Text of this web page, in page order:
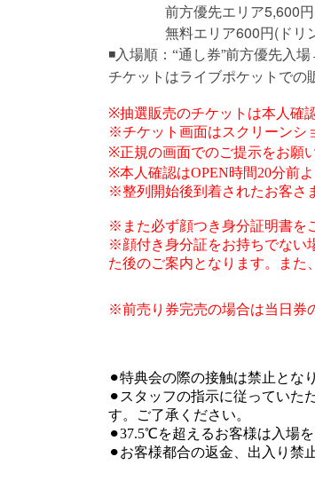
前方優先エリア5,600円(
無料エリア600円(ドリ
◾入場順：“通し券”前方優先入場
チケットはライブポケットでの
※抽選販売のチケットは本人確
※チケット画面はスクリーンシ
※正規の画面でのご提示をお願
※本人確認はOPEN時間20分前
※整列開始後到着されたお客さ
※ また必ず顔つき身分証明書を
※顔付き身分証をお持ちでない
た後のご案内となります。また、
※前売り券完売の場合は当日券
⚫︎特典会の際の接触は禁止とな
⚫︎スタッフの指示に従っていた
す。ご了承ください。
⚫︎37.5℃を超えるお客様は入場
⚫︎お客様都合の返金、出入り禁